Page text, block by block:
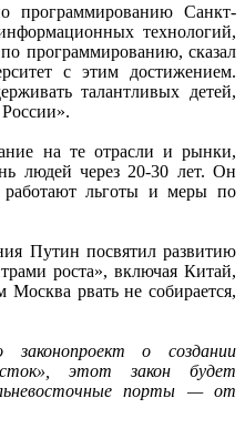
программированию Санкт-
технологий,
программированию, сказал
с этим достижением.
талантливых детей,
на те отрасли и рынки,
людей через 20-30 лет. Он
работают льготы и меры по
Путин посвятил развитию
роста», включая Китай,
рвать не собирается,
законопроект о создании
этот закон будет
порты — от